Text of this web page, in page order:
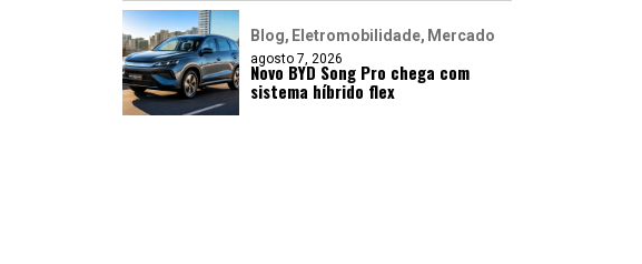
Blog Eletromobilidade Mercado
agosto 7, 2026
Novo BYD Song Pro chega com
sistema híbrido flex